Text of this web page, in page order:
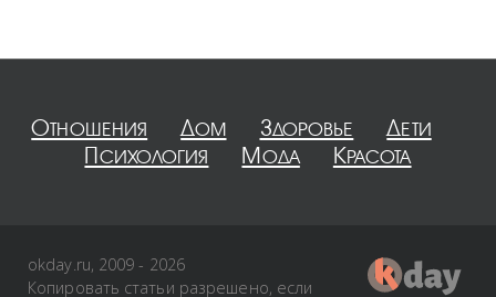
Отношения Дом Здоровье
Дети
Психология
Мода Красота
okday.ru, 2009 - 2026
Копировать статьи разрешено, если